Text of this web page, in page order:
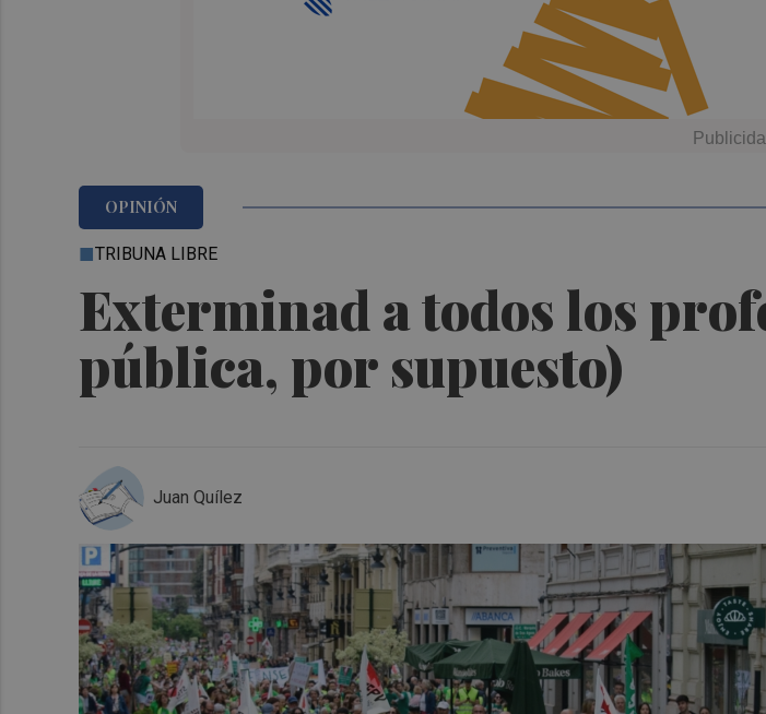
Exterminad a todos los
pública, por supuesto)
OPINIÓN
TRIBUNA LIBRE
Juan Quílez